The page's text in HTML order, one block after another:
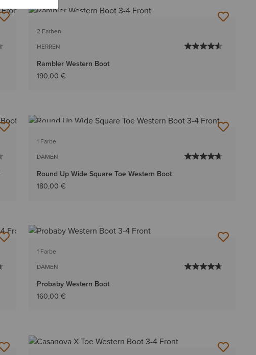
2 Farben
HERREN
Rambler Western Boot
190,00 €
1 Farbe
DAMEN
Round Up Wide Square Toe Western Boot
180,00 €
1 Farbe
DAMEN
Probaby Western Boot
160,00 €